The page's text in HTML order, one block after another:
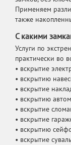
Применяем
также
С какими
Услуги по
практически во
• вскрытие
• вскрытию
• вскрытие
• вскрытию
• вскрытие
• вскрытие
• вскрытию
• вскрытие